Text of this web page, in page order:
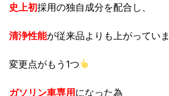
史上初採用の独自成分を配合し、
清浄性能が従来品よりも上がってい
変更点がもう1つ
ガソリン車専用になった為